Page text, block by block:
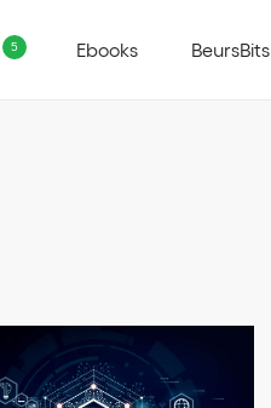
Ebooks BeursBits